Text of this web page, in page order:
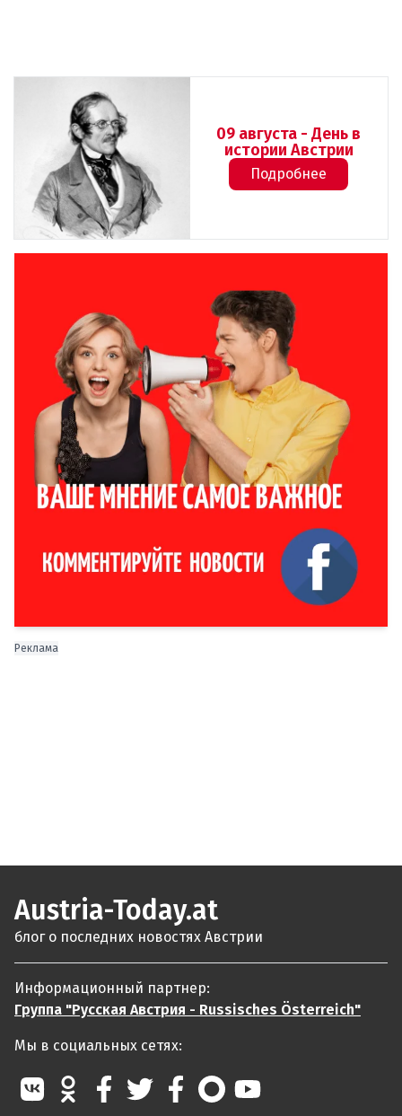
09 августа - День в
истории Австрии
Подробнее
Реклама
Austria-Today.at
блог о последних новостях Австрии
Информационный партнер:
Группа "Русская Австрия - Russisches Österreich"
Мы в социальных сетях: